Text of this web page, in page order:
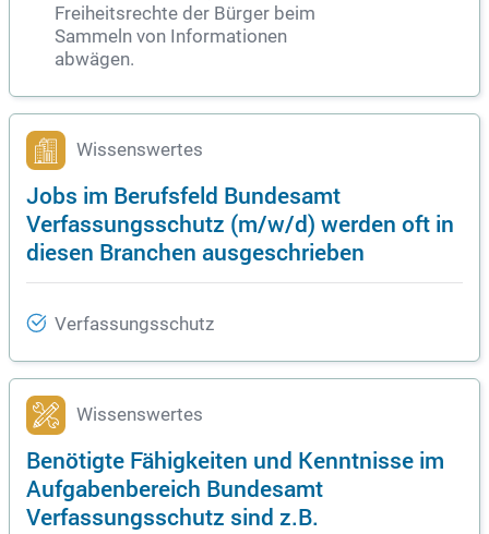
Freiheitsrechte der Bürger beim
Sammeln von Informationen
abwägen.
Wissenswertes
Jobs im Berufsfeld Bundesamt
Verfassungsschutz (m/w/d) werden oft in
diesen Branchen ausgeschrieben
Verfassungsschutz
Wissenswertes
Benötigte Fähigkeiten und Kenntnisse im
Aufgabenbereich Bundesamt
Verfassungsschutz sind z.B.